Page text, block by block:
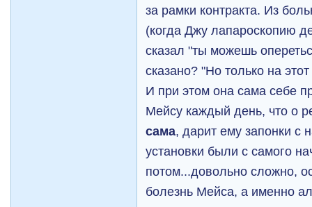
за рамки контракта. Из
(когда Джу лапароскопию
сказал "ты можешь
сказано? "Но только на
И при этом она сама себе
Мейсу каждый день, что о
сама, дарит ему запонки с
установки были с самого
потом...довольно сложно,
болезнь Мейса, а именно